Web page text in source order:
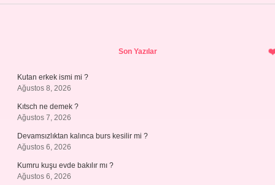
Son Yazılar
Kutan erkek ismi mi ?
Ağustos 8, 2026
Kıtsch ne demek ?
Ağustos 7, 2026
Devamsızlıktan kalınca burs kesilir mi ?
Ağustos 6, 2026
Kumru kuşu evde bakılır mı ?
Ağustos 6, 2026